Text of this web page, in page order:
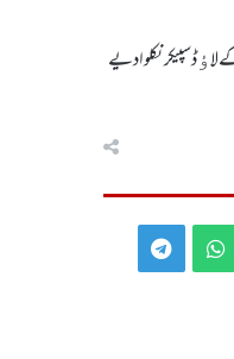
سپیکر نکلوا دیے
WhatsApp
Telegram